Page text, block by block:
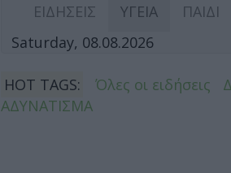
ΕΙΔΗΣΕΙΣ ΥΓΕΙΑ ΠΑΙΔΙ
Saturday, 08.08.2026
HOT TAGS: Όλες οι ειδήσεις
ΑΔΥΝΑΤΙΣΜΑ